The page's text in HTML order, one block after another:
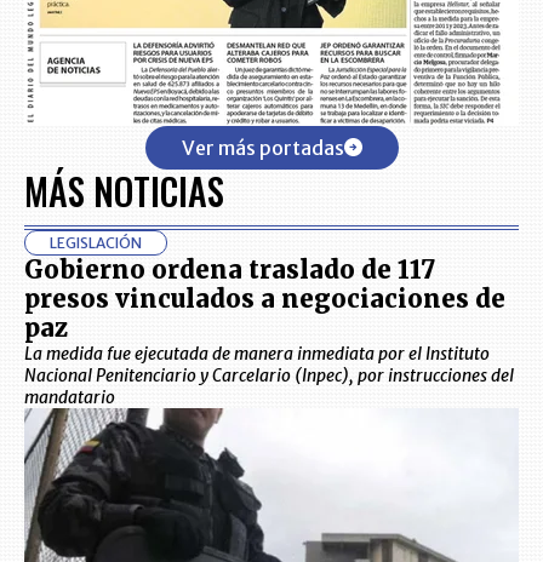
Ver más portadas
MÁS NOTICIAS
LEGISLACIÓN
Gobierno ordena traslado de 117
presos vinculados a negociaciones de
paz
La medida fue ejecutada de manera inmediata por el Instituto
Nacional Penitenciario y Carcelario (Inpec), por instrucciones del
mandatario